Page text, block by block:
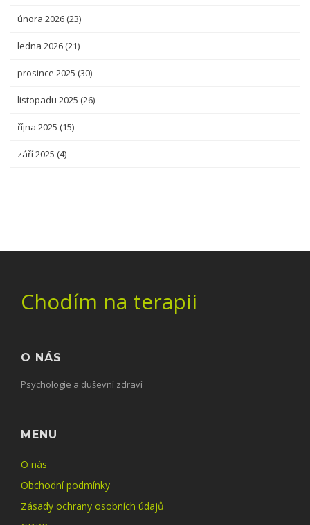
února 2026 (23)
ledna 2026 (21)
prosince 2025 (30)
listopadu 2025 (26)
října 2025 (15)
září 2025 (4)
Chodím na terapii
O NÁS
Psychologie a duševní zdraví
MENU
O nás
Obchodní podmínky
Zásady ochrany osobních údajů